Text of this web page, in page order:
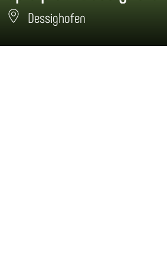
Dessighofen